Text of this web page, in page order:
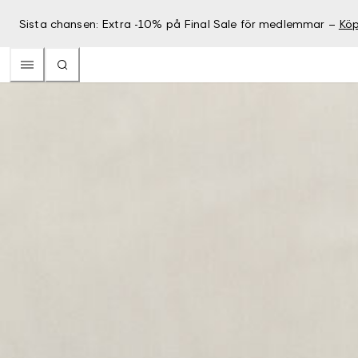
Sista chansen: Extra -10% på Final Sale för medlemmar –